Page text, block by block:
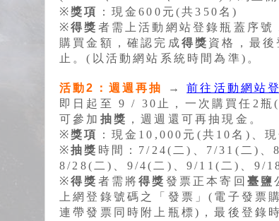
※獎項
：現金600元(共350名)
※得獎 者需上活動網站登錄瓶蓋序
購買金額，確認完成得獎 資格，最
止。(以活動網站系統時間為準)。
活動2：週週再抽 →前往活動網站
即日起至 9 / 30止，一次購買任2瓶
可參加 抽獎 ，週週還可再抽現金。
※獎項
：現金10,000元(共10名)、
※抽獎 時間：7/24(二)、7/31(二)
8/28(二)、9/4(二)、9/11(二)、9/
※得獎 者需將得獎 發票正本寄回 臺鹽
上網登錄號碼之「發票」(電子發票
連帶發票同時附上瓶標)，最後登錄